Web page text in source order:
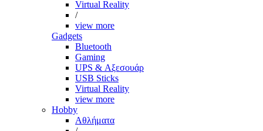
Virtual Reality
/
view more
Gadgets
Bluetooth
Gaming
UPS & Αξεσουάρ
USB Sticks
Virtual Reality
view more
Hobby
Αθλήματα